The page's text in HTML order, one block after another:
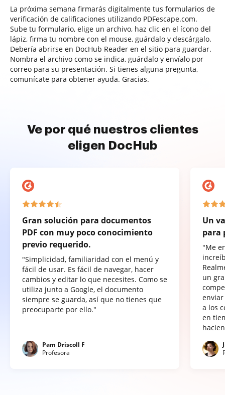
La próxima semana firmarás digitalmente tus formularios de
verificación de calificaciones utilizando PDFescape.com.
Sube tu formulario, elige un archivo, haz clic en el ícono del
lápiz, firma tu nombre con el mouse, guárdalo y descárgalo.
Debería abrirse en DocHub Reader en el sitio para guardar.
Nombra el archivo como se indica, guárdalo y envíalo por
correo para su presentación. Si tienes alguna pregunta,
comunícate para obtener ayuda. Gracias.
Ve por qué nuestros clientes
eligen DocHub
Gran solución para documentos
PDF con muy poco conocimiento
previo requerido.
"Simplicidad, familiaridad con el menú y
fácil de usar. Es fácil de navegar, hacer
cambios y editar lo que necesites. Como se
utiliza junto a Google, el documento
siempre se guarda, así que no tienes que
preocuparte por ello."
Pam Driscoll F
Profesora
Un
para
"Me
un
a los
en